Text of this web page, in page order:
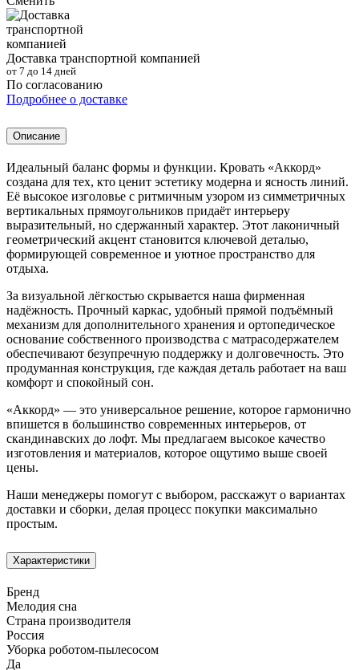
Доставка транспортной компанией
от 7 до 14 дней
По согласованию
Подробнее о доставке
Описание
Идеальный баланс формы и функции. Кровать «Аккорд»
создана для тех, кто ценит эстетику модерна и ясность линий.
Её высокое изголовье с ритмичным узором из симметричных
вертикальных прямоугольников придаёт интерьеру
выразительный, но сдержанный характер. Этот лаконичный
геометрический акцент становится ключевой деталью,
формирующей современное и уютное пространство для
отдыха.
За визуальной лёгкостью скрывается наша фирменная
надёжность. Прочный каркас, удобный прямой подъёмный
механизм для дополнительного хранения и ортопедическое
основание собственного производства с матрасодержателем
обеспечивают безупречную поддержку и долговечность. Это
продуманная конструкция, где каждая деталь работает на ваш
комфорт и спокойный сон.
«Аккорд» — это универсальное решение, которое гармонично
впишется в большинство современных интерьеров, от
скандинавских до лофт. Мы предлагаем высокое качество
изготовления и материалов, которое ощутимо выше своей
цены.
Наши менеджеры помогут с выбором, расскажут о вариантах
доставки и сборки, делая процесс покупки максимально
простым.
Характеристики
Бренд
Мелодия сна
Страна производителя
Россия
Уборка роботом-пылесосом
Да